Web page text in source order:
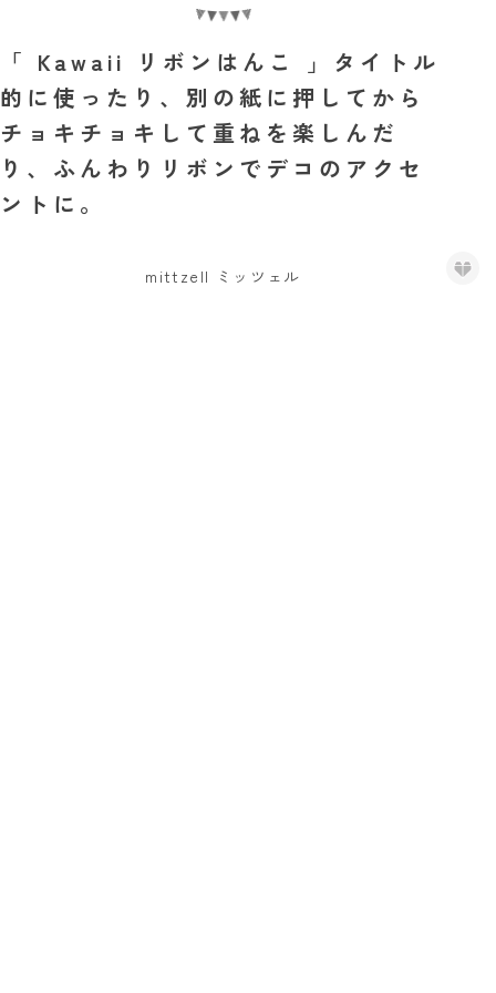
「 Kawaii リボンはんこ 」タイトル
的に使ったり、別の紙に押してから
チョキチョキして重ねを楽しんだ
り、ふんわりリボンでデコのアクセ
ントに。
mittzell ミッツェル